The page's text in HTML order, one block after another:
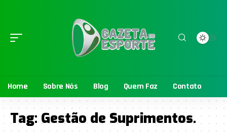
Home Sobre Nós Blog Quem Faz Contato
Tag: Gestão de Suprimentos.